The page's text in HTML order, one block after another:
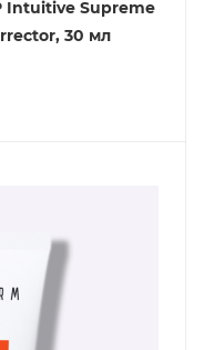
Intuitive Supreme
30 мл